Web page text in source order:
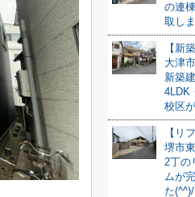
の連
取し
【新
大津
新築
4LDK
校区
【リ
堺市
2丁の
ムが
た(^^)/